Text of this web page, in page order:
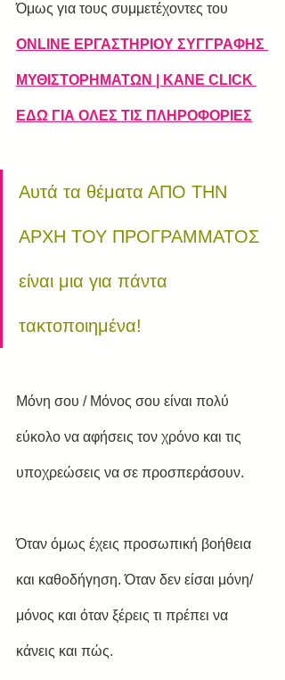
Όμως για τους συμμετέχοντες του
ONLINE EΡΓΑΣΤΗΡΙOY ΣΥΓΓΡΑΦΗΣ
ΜΥΘΙΣΤΟΡΗΜΑΤΩΝ | ΚΑΝΕ CLICK
ΕΔΩ ΓΙΑ ΟΛΕΣ ΤΙΣ ΠΛΗΡΟΦΟΡΙΕΣ
Αυτά τα θέματα ΑΠΟ ΤΗΝ
ΑΡΧΗ ΤΟΥ ΠΡΟΓΡΑΜΜΑΤΟΣ
είναι μια για πάντα
τακτοποιημένα!
Μόνη σου / Μόνος σου είναι πολύ
εύκολο να αφήσεις τον χρόνο και τις
υποχρεώσεις να σε προσπεράσουν.
Όταν όμως έχεις προσωπική βοήθεια
και καθοδήγηση. Όταν δεν είσαι μόνη/
μόνος και όταν ξέρεις τι πρέπει να
κάνεις και πώς.